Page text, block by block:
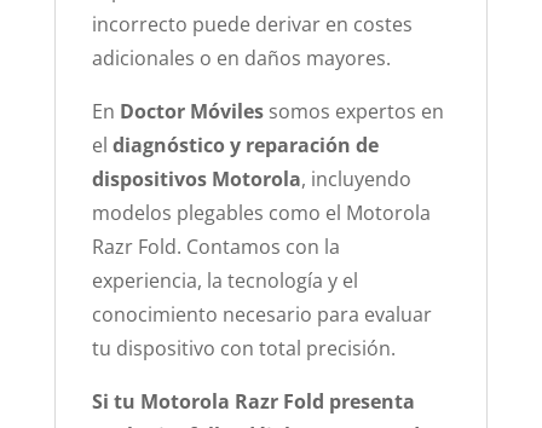
incorrecto puede derivar en costes
adicionales o en daños mayores.
En Doctor Móvilessomos expertos en
el diagnóstico y reparación de
dispositivos Motorola, incluyendo
modelos plegables como el Motorola
Razr Fold. Contamos con la
experiencia, la tecnología y el
conocimiento necesario para evaluar
tu dispositivo con total precisión.
Si tu Motorola Razr Fold presenta